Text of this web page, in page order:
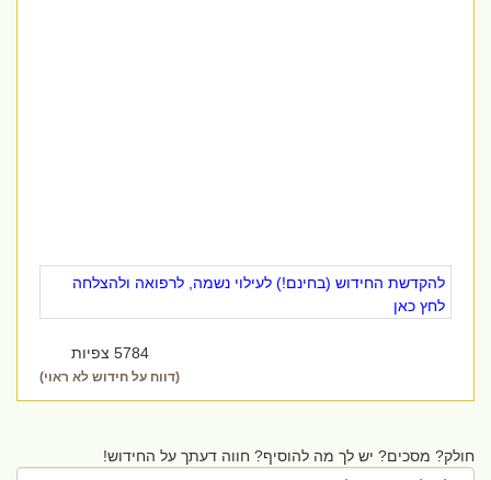
להקדשת החידוש (בחינם!) לעילוי נשמה, לרפואה ולהצלחה
לחץ כאן
5784 צפיות
(דווח על חידוש לא ראוי)
חולק? מסכים? יש לך מה להוסיף? חווה דעתך על החידוש!